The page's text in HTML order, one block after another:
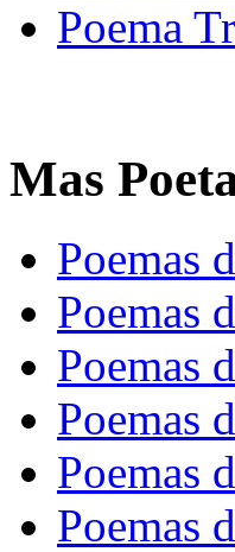
Poema
Mas
Poemas
Poemas
Poemas
Poemas
Poemas
Poemas